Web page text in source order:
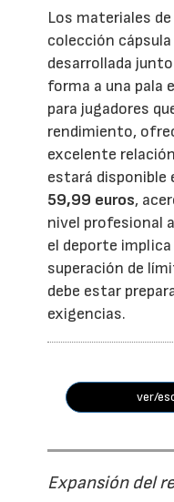
Los materiales
colección cápsula
desarrollada
forma a una pala
para jugadores
rendimiento,
excelente
estará disponible
59,99 euros,
nivel profesional
el deporte
superación de
debe estar
exigencias.
ver/
Expansión del